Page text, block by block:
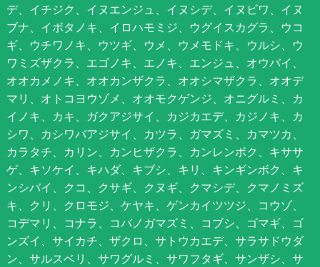
デ、イチジク、イヌエンジュ、イヌシデ、イヌビワ、イヌ
ブナ、イボタノキ、イロハモミジ、ウグイスカグラ、ウコ
ギ、ウチワノキ、ウツギ、ウメ、ウメモドキ、ウルシ、ウ
ワミズザクラ、エゴノキ、エノキ、エンジュ、オウバイ、
オオカメノキ、オオカンザクラ、オオシマザクラ、オオデ
マリ、オトコヨウゾメ、オオモクゲンジ、オニグルミ、カ
イノキ、カキ、ガクアジサイ、カジカエデ、カジノキ、カ
シワ、カシワバアジサイ、カツラ、ガマズミ、カマツカ、
カラタチ、カリン、カンヒザクラ、カンレンボク、キササ
ゲ、キソケイ、キハダ、キブシ、キリ、キンギンボク、キ
ンシバイ、クコ、クサギ、クヌギ、クマシデ、クマノミズ
キ、クリ、クロモジ、ケヤキ、ゲンカイツツジ、コウゾ、
コデマリ、コナラ、コバノガマズミ、コブシ、ゴマギ、ゴ
ンズイ、サイカチ、ザクロ、サトウカエデ、サラサドウダ
ン、サルスベリ、サワグルミ、サワフタギ、サンザシ、サ